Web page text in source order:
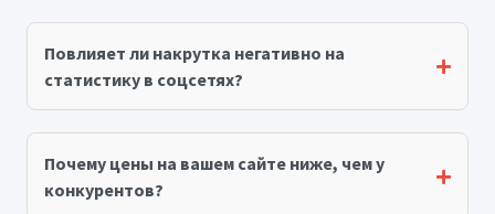
Повлияет ли накрутка негативно на
статистику в соцсетях?
Почему цены на вашем сайте ниже, чем у
конкурентов?